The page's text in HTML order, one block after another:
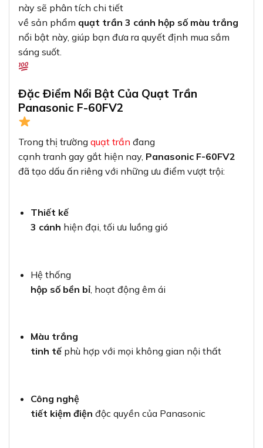
này sẽ phân tích chi tiết
về sản phẩm quạt trần 3 cánh hộp số màu trắng
nổi bật này, giúp bạn đưa ra quyết định mua sắm
sáng suốt.
Đặc Điểm Nổi Bật Của Quạt Trần
Panasonic F-60FV2
Trong thị trường quạt trần đang
cạnh tranh gay gắt hiện nay, Panasonic F-60FV2
đã tạo dấu ấn riêng với những ưu điểm vượt trội:
Thiết kế
3 cánh hiện đại, tối ưu luồng gió
Hệ thống
hộp số bền bỉ, hoạt động êm ái
Màu trắng
tinh tếphù hợp với mọi không gian nội thất
Công nghệ
tiết kiệm điện độc quyền của Panasonic